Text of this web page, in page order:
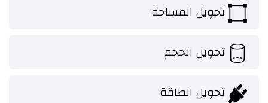
تحويل المساحة
تحويل الحجم
تحويل الطاقة